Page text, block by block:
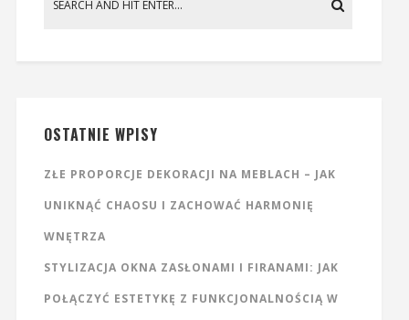
OSTATNIE WPISY
ZŁE PROPORCJE DEKORACJI NA MEBLACH – JAK
UNIKNĄĆ CHAOSU I ZACHOWAĆ HARMONIĘ
WNĘTRZA
STYLIZACJA OKNA ZASŁONAMI I FIRANAMI: JAK
POŁĄCZYĆ ESTETYKĘ Z FUNKCJONALNOŚCIĄ W